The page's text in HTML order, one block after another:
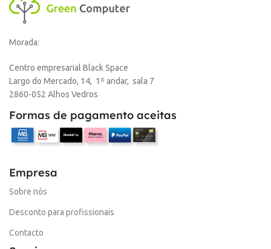
Morada:
Centro empresarial Black Space
Largo do Mercado, 14, 1º andar, sala 7
2860-052 Alhos Vedros
Formas de pagamento aceitas
Empresa
Sobre nós
Desconto para profissionais
Contacto